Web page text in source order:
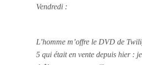
Vendredi :
L’homme m’offre le DVD de
5 qui était en vente depuis hier :